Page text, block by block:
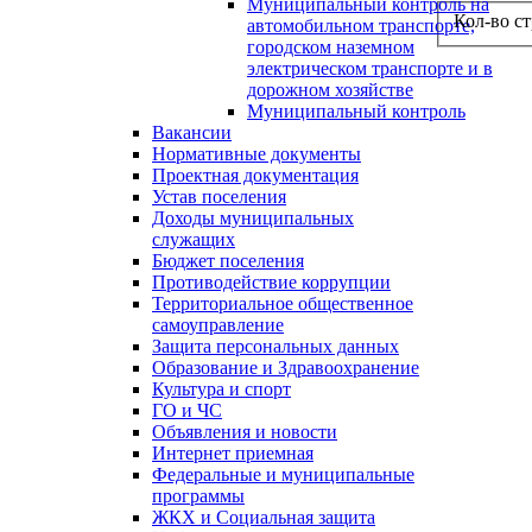
Муниципальный контроль на
автомобильном транспорте,
городском наземном
электрическом транспорте и в
дорожном хозяйстве
Муниципальный контроль
Вакансии
Нормативные документы
Проектная документация
Устав поселения
Доходы муниципальных
служащих
Бюджет поселения
Противодействие коррупции
Территориальное общественное
самоуправление
Защита персональных данных
Образование и Здравоохранение
Культура и спорт
ГО и ЧС
Объявления и новости
Интернет приемная
Федеральные и муниципальные
программы
ЖКХ и Социальная защита
Кол-во